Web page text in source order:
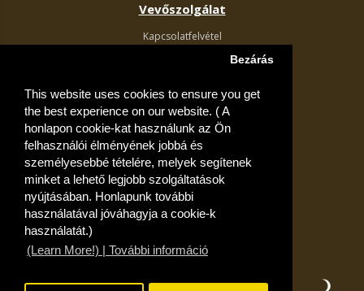
This website uses cookies to ensure you get
the best experience on our website. ( A
honlapon cookie-kat használunk az Ön
felhasználói élményének jobbá és
személyesebbé tételére, melyek segítenek
minket a lehető legjobb szolgáltatások
nyújtásában. Honlapunk további
használatával jóváhagyja a cookie-k
használatát.)
(Learn More!) | További információ
Bezárás
Vevőszolgálat
Kapcsolatfelvétel
Akciós ajánlatok
Fiók
Kívánságlista